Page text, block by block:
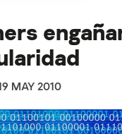
MAY 2010